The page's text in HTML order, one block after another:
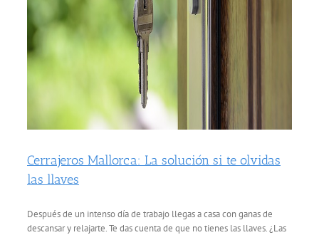
Servicio Técnico
Trabaja con nosotros
Contacto
Cerrajeros Mallorca: La solución si te olvidas
las llaves
Después de un intenso día de trabajo llegas a casa con ganas de
descansar y relajarte. Te das cuenta de que no tienes las llaves. ¿Las